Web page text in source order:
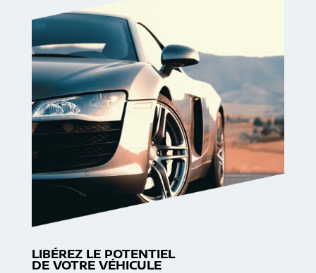
LIBÉREZ LE POTENTIEL
DE VOTRE VÉHICULE